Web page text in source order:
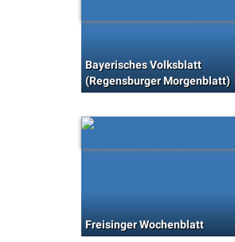
Bayerisches Volksblatt
(Regensburger Morgenblatt)
Freisinger Wochenblatt